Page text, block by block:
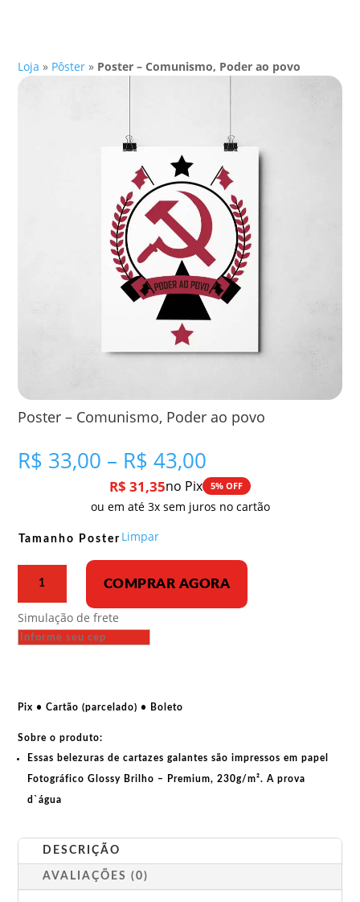
Loja » Pôster » Poster – Comunismo, Poder ao povo
Poster – Comunismo, Poder ao povo
R$ 33,00 – R$ 43,00
de
preço:
R$ 33,00
R$ 31,35no Pix 5% OFF
ou em até 3x sem juros no cartão
Tamanho Poster Limpar
Comunismo,
Poder
ao
COMPRAR AGORA
Simulação de frete
Pix • Cartão (parcelado) • Boleto
Sobre o produto:
Essas belezuras de cartazes galantes são impressos em papel
Fotográfico Glossy Brilho – Premium, 230g/m². A prova
d`água
DESCRIÇÃO
AVALIAÇÕES (0)